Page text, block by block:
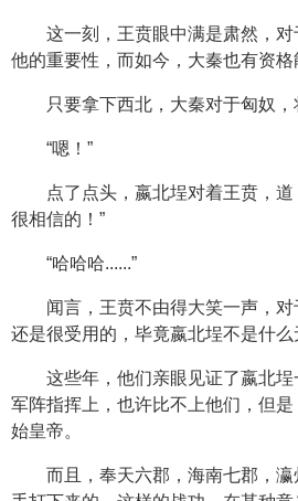
这一刻，王贲眼中满是肃然，
他的重要性，而如今，大秦也有资格
只要拿下西北，大秦对于匈奴，
“嗯！”
点了点头，嬴北埕对着王贲，
很相信的！”
“哈哈哈......”
闻言，王贲不由得大笑一声，
还是很受用的，毕竟嬴北埕不是什么
这些年，他们亲眼见证了嬴北
军阵指挥上，也许比不上他们，但
始皇帝。
而且，奉天六郡，海南七郡，